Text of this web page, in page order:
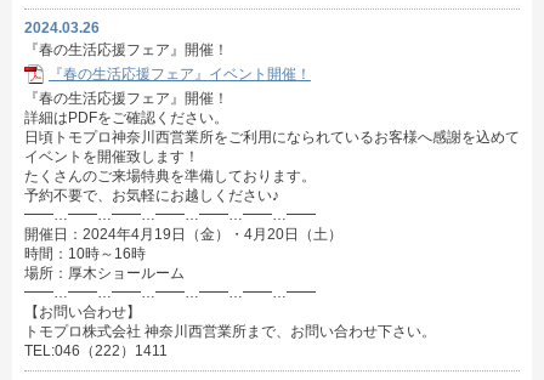
2024.03.26
『春の生活応援フェア』開催！
『春の生活応援フェア』イベント開催！
『春の生活応援フェア』開催！
詳細はPDFをご確認ください。
日頃トモプロ神奈川西営業所をご利用になられているお客様へ感謝を込めて
イベントを開催致します！
たくさんのご来場特典を準備しております。
予約不要で、お気軽にお越しください♪
━━…━━…━━…━━…━━…━━…━━
開催日：2024年4月19日（金）・4月20日（土）
時間：10時～16時
場所：厚木ショールーム
━━…━━…━━…━━…━━…━━…━━
【お問い合わせ】
トモプロ株式会社 神奈川西営業所まで、お問い合わせ下さい。
TEL:046（222）1411